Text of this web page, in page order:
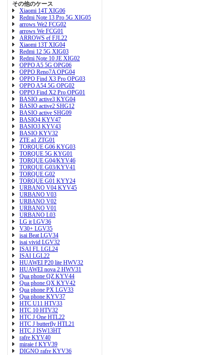
その他のケース
Xiaomi 14T XIG06
Redmi Note 13 Pro 5G XIG05
arrows We2 FCG02
arrows We FCG01
ARROWS ef FJL22
Xiaomi 13T XIG04
Redmi 12 5G XIG03
Redmi Note 10 JE XIG02
OPPO A5 5G OPG06
OPPO Reno7A OPG04
OPPO Find X3 Pro OPG03
OPPO A54 5G OPG02
OPPO Find X2 Pro OPG01
BASIO active3 KYG04
BASIO active2 SHG12
BASIO active SHG09
BASIO4 KYV47
BASIO3 KYV43
BASIO KYV32
ZTE a1 ZTG01
TORQUE G06 KYG03
TORQUE 5G KYG01
TORQUE G04/KYV46
TORQUE G03/KYV41
TORQUE G02
TORQUE G01 KYY24
URBANO V04 KYV45
URBANO V03
URBANO V02
URBANO V01
URBANO L03
LG it LGV36
V30+ LGV35
isai Beat LGV34
isai vivid LGV32
ISAI FL LGL24
ISAI LGL22
HUAWEI P20 lite HWV32
HUAWEI nova 2 HWV31
Qua phone QZ KYV44
Qua phone QX KYV42
Qua phone PX LGV33
Qua phone KYV37
HTC U11 HTV33
HTC 10 HTV32
HTC J One HTL22
HTC J butterfly HTL21
HTC J ISW13HT
rafre KYV40
miraie f KYV39
DIGNO rafre KYV36